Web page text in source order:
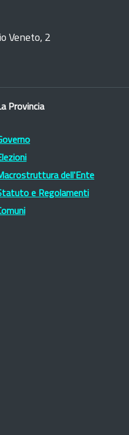
Veneto, 2
Provincia
dell'Ente
e Regolamenti